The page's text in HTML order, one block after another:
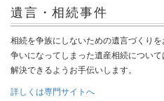
遺言・相続事件
相続を争族にしないための遺言づくりを
争いになってしまった遺産相続につい
解決できるようお手伝いします。
詳しくは専門サイトへ